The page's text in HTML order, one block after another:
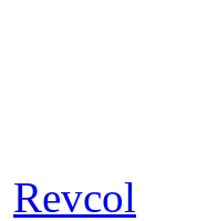
Revcol